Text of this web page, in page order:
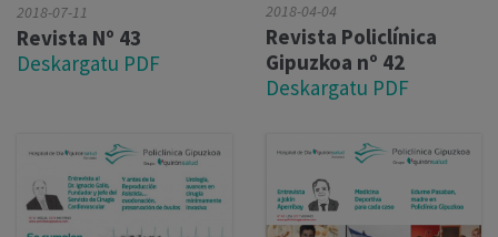
2018-07-11
Revista Nº 43
Deskargatu PDF
2018-04-04
Revista Policlínica
Gipuzkoa nº 42
Deskargatu PDF